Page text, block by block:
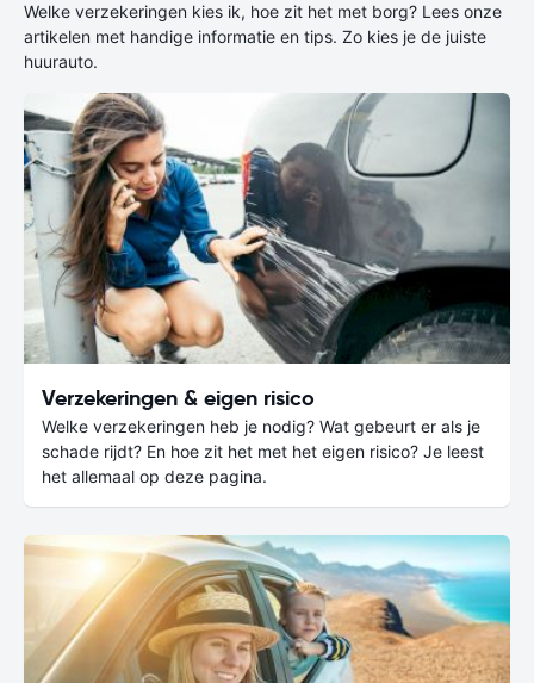
Welke verzekeringen kies ik, hoe zit het met borg? Lees onze
artikelen met handige informatie en tips. Zo kies je de juiste
huurauto.
Verzekeringen & eigen risico
Welke verzekeringen heb je nodig? Wat gebeurt er als je
schade rijdt? En hoe zit het met het eigen risico? Je leest
het allemaal op deze pagina.